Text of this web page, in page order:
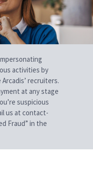
activities by
recruiters.
at any stage
suspicious
us at contact-
Fraud” in the